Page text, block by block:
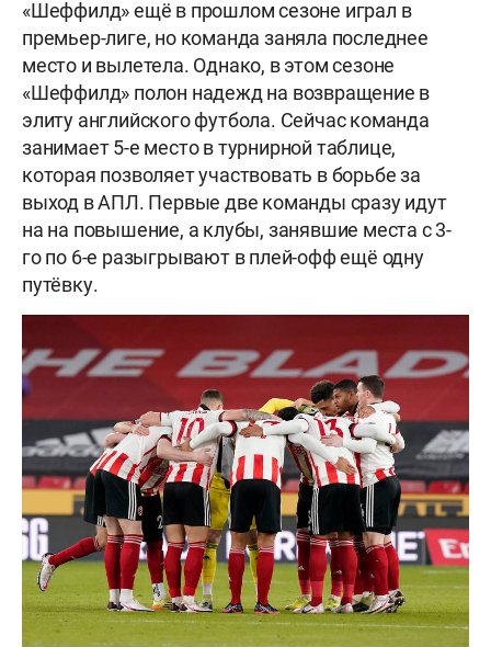
«Шеффилд» ещё в прошлом сезоне играл в
премьер-лиге, но команда заняла последнее
место и вылетела. Однако, в этом сезоне
«Шеффилд» полон надежд на возвращение в
элиту английского футбола. Сейчас команда
занимает 5-е место в турнирной таблице,
которая позволяет участвовать в борьбе за
выход в АПЛ. Первые две команды сразу идут
на на повышение, а клубы, занявшие места с 3-
го по 6-е разыгрывают в плей-офф ещё одну
путёвку.